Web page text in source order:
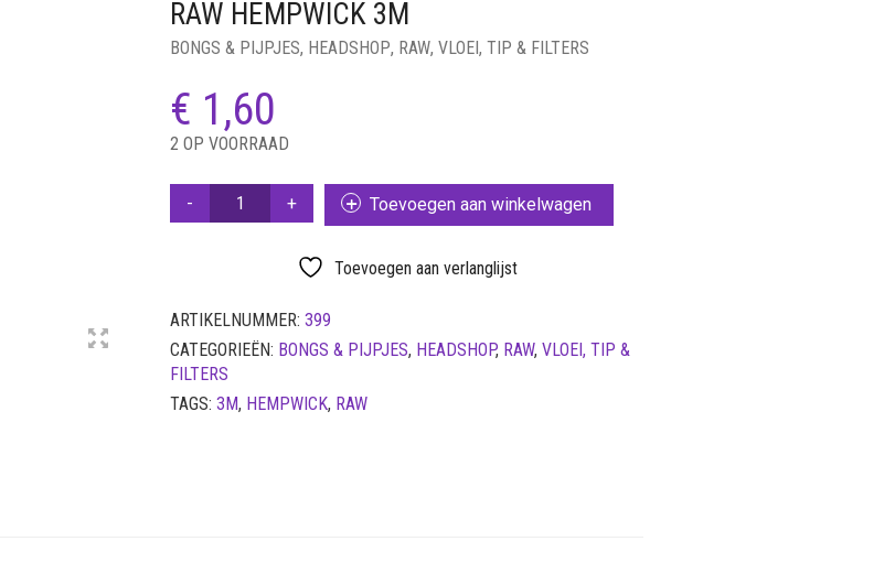
RAW HEMPWICK 3M
BONGS & PIJPJES, HEADSHOP, RAW, VLOEI, TIP & FILTERS
€ 1,60
2 OP VOORRAAD
HEMPWICK
Toevoegen aan winkelwagen
Toevoegen aan verlanglijst
ARTIKELNUMMER: 399
CATEGORIEËN: BONGS & PIJPJES, HEADSHOP, RAW, VLOEI, TIP &
FILTERS
TAGS: 3M, HEMPWICK, RAW